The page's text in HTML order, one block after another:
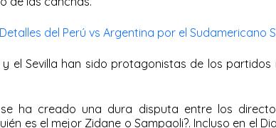
Detalles del Perú vs Argentina por el Sudamericano
y el Sevilla han sido protagonistas de los
ha creado una dura disputa entre los
es el mejor Zidane o Sampaoli?. Incluso en el